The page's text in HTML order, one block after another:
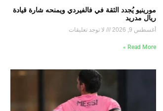
مورينيو يُجدد الثقة في فالفيردي ويمنحه شارة قيادة
ريال مدريد
أغسطس 9, 2026 لا توجد تعليقات
Read More »